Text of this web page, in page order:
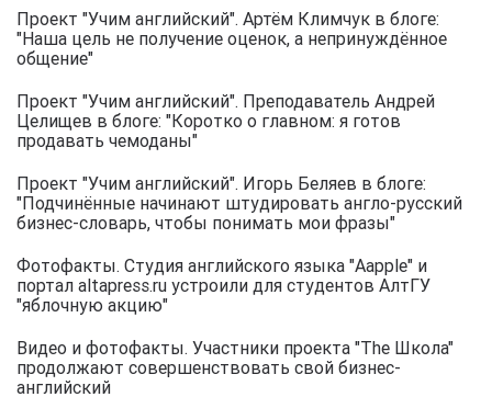
Проект "Учим английский". Артём Климчук в блоге:
"Наша цель не получение оценок, а непринуждённое
общение"
Проект "Учим английский". Преподаватель Андрей
Целищев в блоге: "Коротко о главном: я готов
продавать чемоданы"
Проект "Учим английский". Игорь Беляев в блоге:
"Подчинённые начинают штудировать англо-русский
бизнес-словарь, чтобы понимать мои фразы"
Фотофакты. Студия английского языка "Aapple" и
портал altapress.ru устроили для студентов АлтГУ
"яблочную акцию"
Видео и фотофакты. Участники проекта "The Школа"
продолжают совершенствовать свой бизнес-
английский